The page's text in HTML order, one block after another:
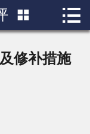
 首页
 
修补措施